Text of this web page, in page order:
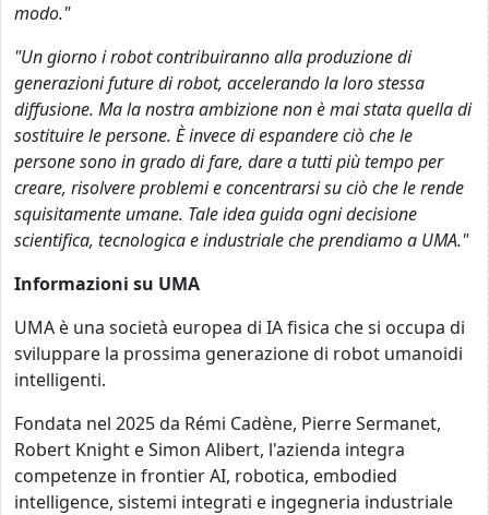
modo."
"Un giorno i robot contribuiranno alla produzione di
generazioni future di robot, accelerando la loro stessa
diffusione. Ma la nostra ambizione non è mai stata quella di
sostituire le persone. È invece di espandere ciò che le
persone sono in grado di fare, dare a tutti più tempo per
creare, risolvere problemi e concentrarsi su ciò che le rende
squisitamente umane. Tale idea guida ogni decisione
scientifica, tecnologica e industriale che prendiamo a UMA."
Informazioni su UMA
UMA è una società europea di IA fisica che si occupa di
sviluppare la prossima generazione di robot umanoidi
intelligenti.
Fondata nel 2025 da Rémi Cadène, Pierre Sermanet,
Robert Knight e Simon Alibert, l'azienda integra
competenze in frontier AI, robotica, embodied
intelligence, sistemi integrati e ingegneria industriale